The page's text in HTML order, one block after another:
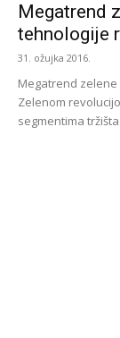
Megatrend
tehnologije
31. ožujka 2016.
Megatrend
Zelenom
segmentima